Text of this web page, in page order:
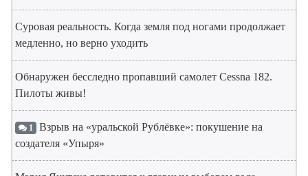
Суровая реальность. Когда земля под ногами продолжает
медленно, но верно уходить
Обнаружен бесследно пропавший самолет Cessna 182.
Пилоты живы!
1 Взрыв на «уральской Рублёвке»: покушение на
создателя «Упыря»